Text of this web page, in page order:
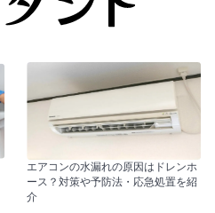
エアコンの水漏れの原因はドレンホ
ース？対策や予防法・応急処置を紹
介